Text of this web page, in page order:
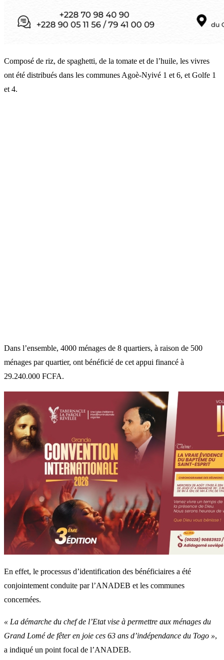
Composé de riz, de spaghetti, de la tomate et de l’huile, les vivres
ont été distribués dans les communes Agoè-Nyivé 1 et 6, et Golfe 1
et 4.
Dans l’ensemble, 4000 ménages de 8 quartiers, à raison de 500
ménages par quartier, ont bénéficié de cet appui financé à
29.240.000 FCFA.
En effet, le processus d’identification des bénéficiaires a été
conjointement conduite par l’ANADEB et les communes
concernées.
« La démarche du chef de l’Etat vise à permettre aux ménages du
Grand Lomé de fêter en joie ces 63 ans d’indépendance du Togo »,
a indiqué un point focal de l’ANADEB.